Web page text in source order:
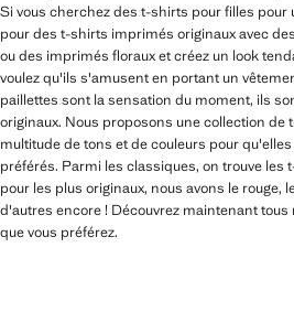
Si vous cherchez des t-shirts pour filles pour
pour des t-shirts imprimés originaux avec
ou des imprimés floraux et créez un look
voulez qu'ils s'amusent en portant un
paillettes sont la sensation du moment, ils
originaux. Nous proposons une collection
multitude de tons et de couleurs pour
préférés. Parmi les classiques, on trouve les
pour les plus originaux, nous avons le rouge,
d'autres encore ! Découvrez maintenant
que vous préférez.